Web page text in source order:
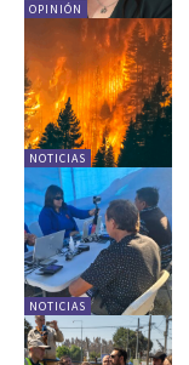
OPINIÓN
NOTICIAS
NOTICIAS